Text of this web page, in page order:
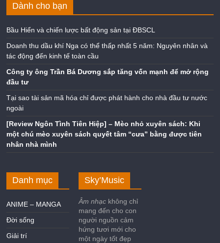
Dành cho bạn
Bầu Hiển và chiến lược bất động sản tại ĐBSCL
Doanh thu dầu khí Nga có thể thấp nhất 5 năm: Nguyên nhân và
tác động đến kinh tế toàn cầu
Công ty ông Trần Bá Dương sắp tăng vốn mạnh để mở rộng
đầu tư
Tại sao tài sản mã hóa chỉ được phát hành cho nhà đầu tư nước
ngoài
[Review Ngôn Tình Tiên Hiệp] – Mèo nhỏ xuyên sách: Khi
một chú mèo xuyên sách quyết tâm “cưa” bằng được tiên
nhân nhà mình
Danh mục
ANIME – MANGA
Đời sống
Giải trí
Sky’Music
Âm nhạc không chỉ
mang đến cho con
người nguồn cảm
hứng tươi mới cho
một ngày tốt đẹp